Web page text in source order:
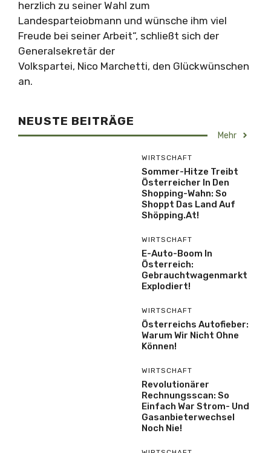
herzlich zu seiner Wahl zum
Landesparteiobmann und wünsche ihm viel
Freude bei seiner Arbeit“, schließt sich der
Generalsekretär der
Volkspartei, Nico Marchetti, den Glückwünschen
an.
NEUSTE BEITRÄGE
Mehr
WIRTSCHAFT
Sommer-Hitze Treibt
Österreicher In Den
Shopping-Wahn: So
Shoppt Das Land Auf
Shöpping.at!
WIRTSCHAFT
E-Auto-Boom In
Österreich:
Gebrauchtwagenmarkt
Explodiert!
WIRTSCHAFT
Österreichs Autofieber:
Warum Wir Nicht Ohne
Können!
WIRTSCHAFT
Revolutionärer
Rechnungsscan: So
Einfach War Strom- Und
Gasanbieterwechsel
Noch Nie!